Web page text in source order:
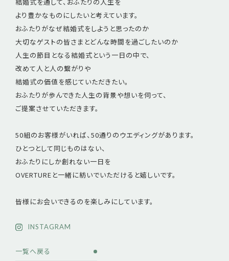
より豊かなものにしたいと考えています。
おふたりがなぜ結婚式をしようと思ったのか
大切なゲストの皆さまとどんな時間を過ごしたいのか
人生の節目となる結婚式という一日の中で、
改めて人と人の繋がりや
結婚式の価値を感じていただきたい。
おふたりが歩んできた人生の背景や想いを伺って、
ご提案させていただきます。
50組のお客様がいれば、50通りのウエディングがあります。
ひとつとして同じものはない、
おふたりにしか創れない一日を
OVERTUREと一緒に紡いでいただけると嬉しいです。
皆様にお会いできるのを楽しみにしています。
INSTAGRAM
一覧へ戻る